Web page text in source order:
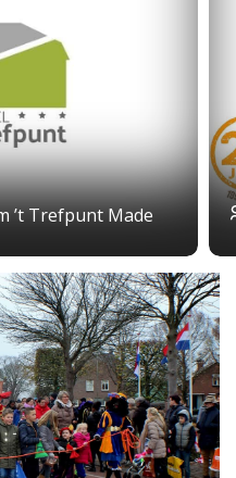
’t Trefpunt Made